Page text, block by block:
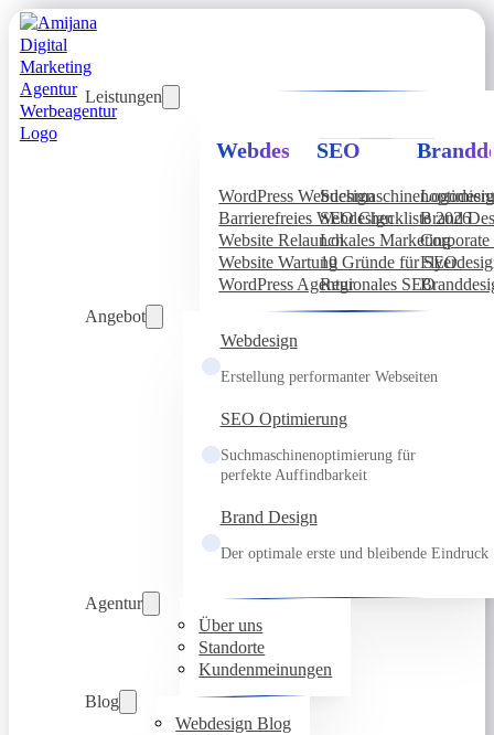
Leistungen
Webdesign
WordPress Webdesign
Barrierefreies Webdesign
Website Relaunch
Website Wartung
WordPress Agentur
SEO
SEO Checkliste 2026
Lokales Marketing
10 Gründe für SEO
Regionales SEO
Brand
Angebot
Webdesign
Erstellung performanter Webseiten
SEO Optimierung
Suchmaschinenoptimierung für
perfekte Auffindbarkeit
Brand Design
Der optimale erste und bleibende Eindruck
Agentur
Über uns
Standorte
Kundenmeinungen
Blog
Webdesign Blog